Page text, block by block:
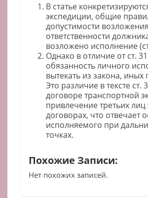
В статье
экспедиции, общие
допустимости
ответственности
возложено исполнение
Однако в отличие от ст.
обязанность личного
вытекать из закона, иных
Это различие в тексте ст.
договоре транспортной
привлечение третьих
договорах, что отвечает
исполняемого при
точках.
Похожие Записи:
Нет похожих записей.